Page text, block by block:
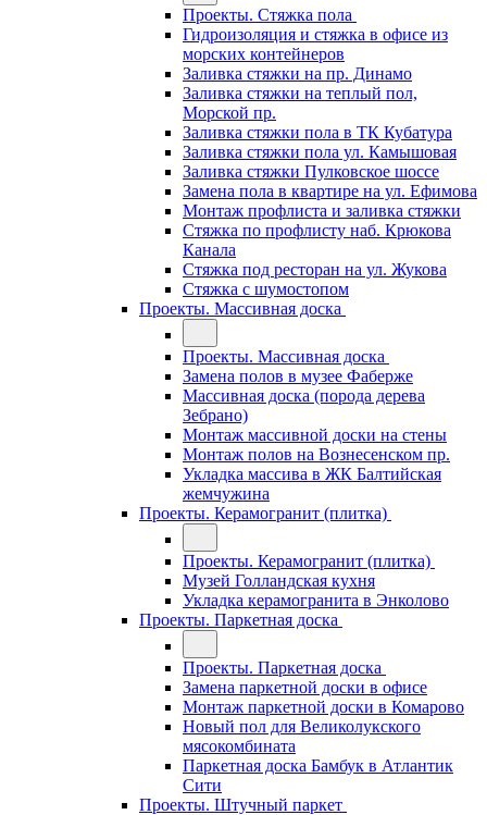
Проекты. Стяжка пола
Гидроизоляция и стяжка в офисе из
морских контейнеров
Заливка стяжки на пр. Динамо
Заливка стяжки на теплый пол,
Морской пр.
Заливка стяжки пола в ТК Кубатура
Заливка стяжки пола ул. Камышовая
Заливка стяжки Пулковское шоссе
Замена пола в квартире на ул. Ефимова
Монтаж профлиста и заливка стяжки
Стяжка по профлисту наб. Крюкова
Канала
Стяжка под ресторан на ул. Жукова
Стяжка с шумостопом
Проекты. Массивная доска
Проекты. Массивная доска
Замена полов в музее Фаберже
Массивная доска (порода дерева
Зебрано)
Монтаж массивной доски на стены
Монтаж полов на Вознесенском пр.
Укладка массива в ЖК Балтийская
жемчужина
Проекты. Керамогранит (плитка)
Проекты. Керамогранит (плитка)
Музей Голландская кухня
Укладка керамогранита в Энколово
Проекты. Паркетная доска
Проекты. Паркетная доска
Замена паркетной доски в офисе
Монтаж паркетной доски в Комарово
Новый пол для Великолукского
мясокомбината
Паркетная доска Бамбук в Атлантик
Сити
Проекты. Штучный паркет